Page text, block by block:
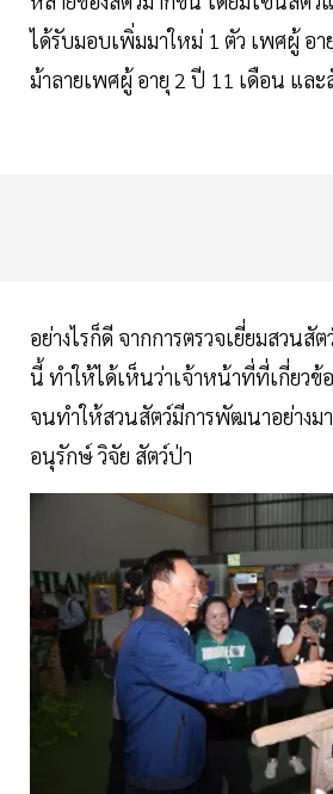
ได้รับมอบเพิ่มมาใหม่ 1 ตัว เพศผู้ อ
ม้าลายเพศผู้ อายุ 2 ปี 11 เดือน แล
อย่างไรก็ดี จากการตรวจเยี่ยมสวนสัต
นี้ ทำให้ได้เห็นว่าเจ้าหน้าที่ที่เกี่ยวข้
จนทำให้สวนสัตว์มีการพัฒนาอย่างม
อนุรักษ์ วิจัย สัตว์ป่า